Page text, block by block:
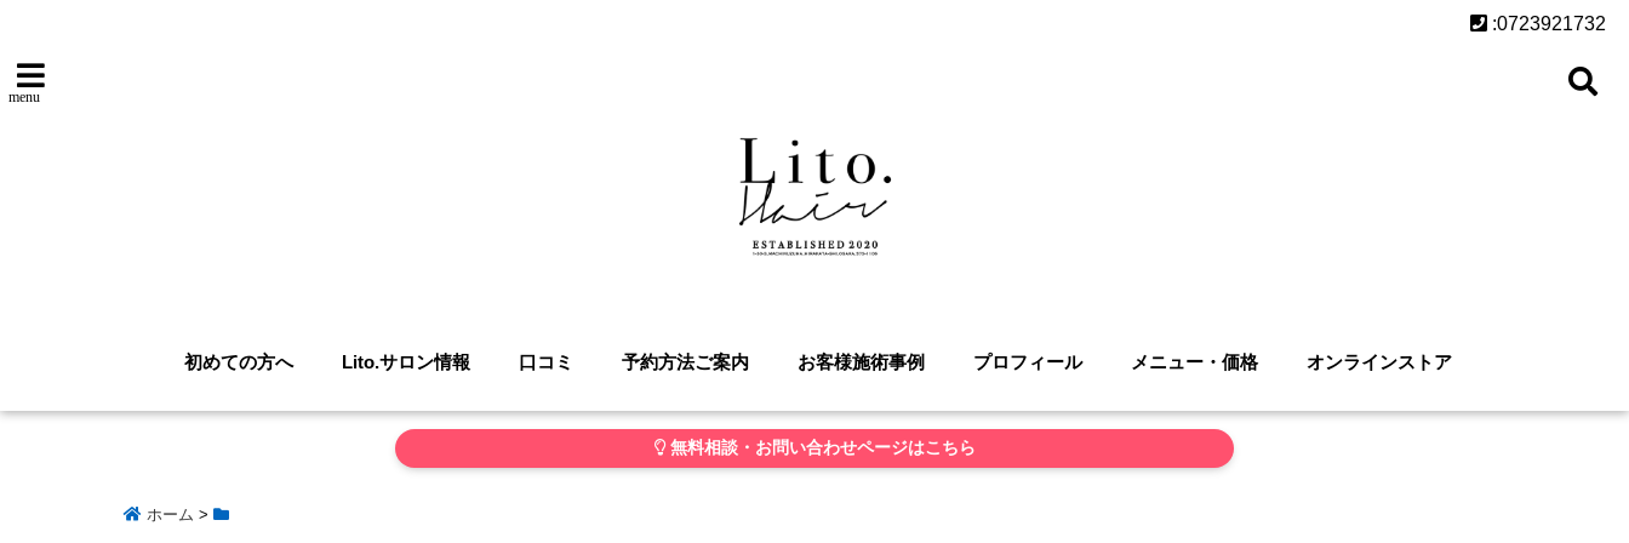
:0723921732
menu
初めての方へ Lito.サロン情報 口コミ 予約方法ご案内 お客様施術事例 プロフィール メニュー・価格 オンラインストア
無料相談・お問い合わせページはこちら
ホーム >